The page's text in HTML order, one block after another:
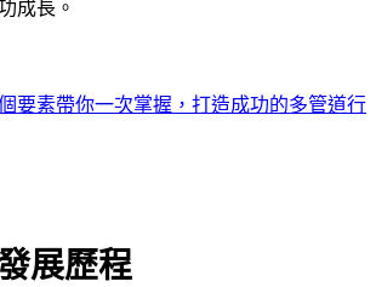
成長。
要素帶你一次掌握，打造成功的多管道行
展歷程